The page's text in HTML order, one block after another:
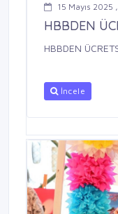
15 Mayıs
HBBDEN
HBBDEN
İncele